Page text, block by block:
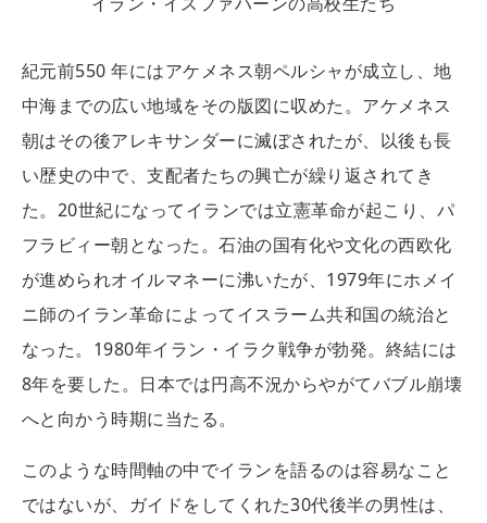
紀元前550 年にはアケメネス朝ペルシャが成立し、地
中海までの広い地域をその版図に収めた。アケメネス
朝はその後アレキサンダーに滅ぼされたが、以後も長
い歴史の中で、支配者たちの興亡が繰り返されてき
た。20世紀になってイランでは立憲革命が起こり、パ
フラビィー朝となった。石油の国有化や文化の西欧化
が進められオイルマネーに沸いたが、1979年にホメイ
ニ師のイラン革命によってイスラーム共和国の統治と
なった。1980年イラン・イラク戦争が勃発。終結には
8年を要した。日本では円高不況からやがてバブル崩壊
へと向かう時期に当たる。
このような時間軸の中でイランを語るのは容易なこと
ではないが、ガイドをしてくれた30代後半の男性は、